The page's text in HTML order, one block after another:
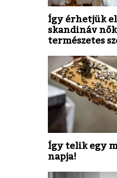
Így érhetjük
skandináv nők
természetes
Így telik egy
napja!